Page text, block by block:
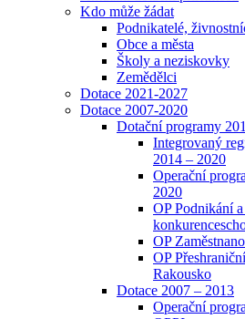
Kdo může žádat
Podnikatelé,
Obce a města
Školy a neziskovky
Zemědělci
Dotace 2021-2027
Dotace 2007-2020
Dotační programy
Integrovaný
2014 – 2020
Operační
2020
OP Podnikání
OP
OP
Rakousko
Dotace 2007 – 2013
Operační